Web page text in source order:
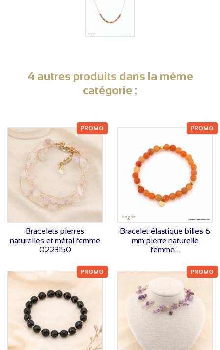
4 autres produits dans la même
catégorie :
VOIR LE PRIX
Bracelets pierres
naturelles et métal femme
0223150
PROMO
VOIR LE PRIX
Bracelet élastique billes 6
mm pierre naturelle
femme...
PROMO
PROMO PROMO